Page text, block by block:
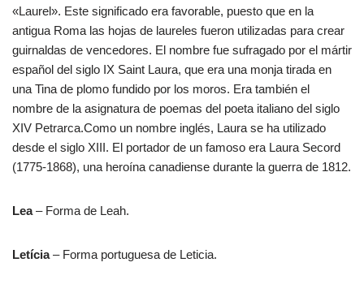
«Laurel». Este significado era favorable, puesto que en la
antigua Roma las hojas de laureles fueron utilizadas para crear
guirnaldas de vencedores. El nombre fue sufragado por el mártir
español del siglo IX Saint Laura, que era una monja tirada en
una Tina de plomo fundido por los moros. Era también el
nombre de la asignatura de poemas del poeta italiano del siglo
XIV Petrarca.Como un nombre inglés, Laura se ha utilizado
desde el siglo XIII. El portador de un famoso era Laura Secord
(1775-1868), una heroína canadiense durante la guerra de 1812.
Lea– Forma de Leah.
Letícia– Forma portuguesa de Leticia.